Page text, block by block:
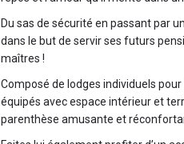
Du sas de sécurité en passant par
dans le but de servir ses futurs
maîtres !
Composé de lodges individuels
équipés avec espace intérieur et
parenthèse amusante et